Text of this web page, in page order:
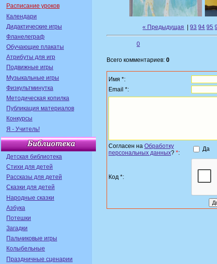
Расписание уроков
Календари
Дидактические игры
Фланелеграф
Обучающие плакаты
Атрибуты для игр
Подвижные игры
Музыкальные игры
Физкультминутка
Методическая копилка
Публикация материалов
Конкурсы
Я - Учитель!
Детская библиотека
Стихи для детей
Рассказы для детей
Сказки для детей
Народные сказки
Азбука
Потешки
Загадки
Пальчиковые игры
Колыбельные
Праздничные сценарии
« Предыдущая |93 94 95
0
Всего комментариев: 0
Имя *:
Email *:
Согласен на Обработку
персональных данных? *:
Да
Код *: